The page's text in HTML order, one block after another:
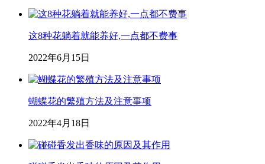
这8种花躺着就能养好,一点都不费事
2022年6月15日
蝴蝶花的繁殖方法及注意事项
2022年4月18日